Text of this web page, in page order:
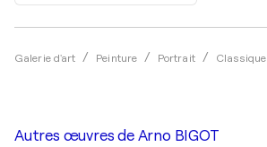
Galerie d'art Peinture Portrait Classique
Autres œuvres de Arno BIGOT